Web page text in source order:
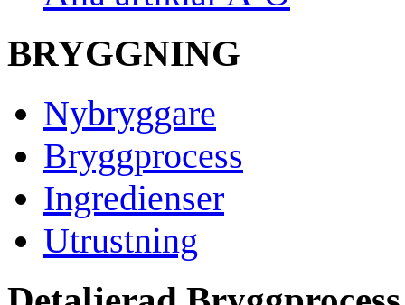
BRYGGNING
Nybryggare
Bryggprocess
Ingredienser
Utrustning